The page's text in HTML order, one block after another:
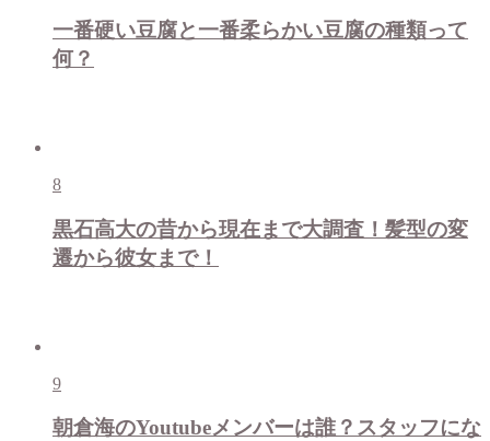
一番硬い豆腐と一番柔らかい豆腐の種類って
何？
8
黒石高大の昔から現在まで大調査！髪型の変
遷から彼女まで！
9
朝倉海のYoutubeメンバーは誰？スタッフにな